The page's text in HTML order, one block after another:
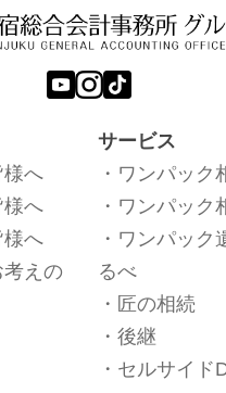
様へ
へ
様へ
えの
サービス
ワンパック
ワンパック
ワンパック
るべ
匠の相続
後継
セルサイド